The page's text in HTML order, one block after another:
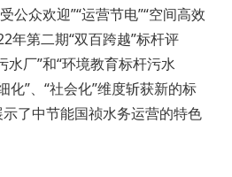
公众欢迎”“运营节电”“空间高效
年第二期“双百跨越”标杆评
水厂”和“环境教育标杆污水
化”、“社会化”维度斩获新的标
了中节能国祯水务运营的特色